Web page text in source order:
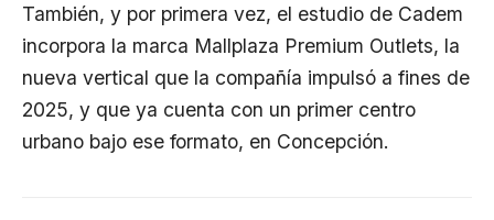
También, y por primera vez, el estudio de Cadem
incorpora la marca Mallplaza Premium Outlets, la
nueva vertical que la compañía impulsó a fines de
2025, y que ya cuenta con un primer centro
urbano bajo ese formato, en Concepción.